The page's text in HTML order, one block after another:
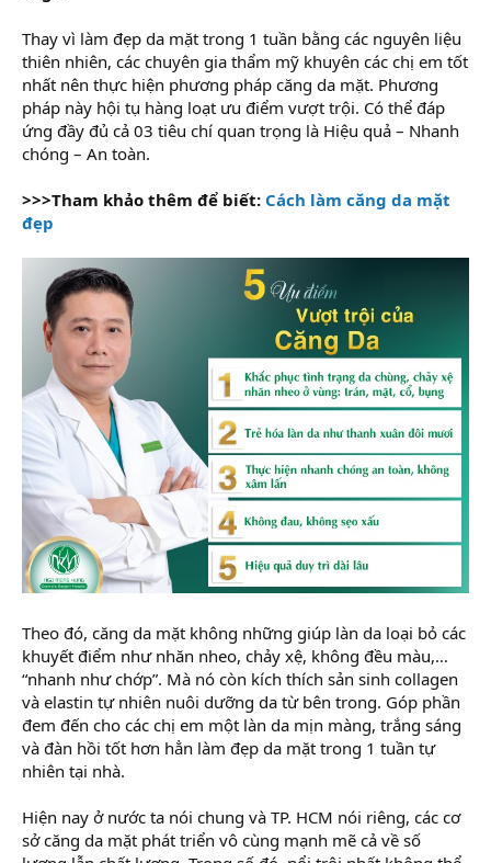
Thay vì làm đẹp da mặt trong 1 tuần bằng các nguyên liệu
thiên nhiên, các chuyên gia thẩm mỹ khuyên các chị em tốt
nhất nên thực hiện phương pháp căng da mặt. Phương
pháp này hội tụ hàng loạt ưu điểm vượt trội. Có thể đáp
ứng đầy đủ cả 03 tiêu chí quan trọng là Hiệu quả – Nhanh
chóng – An toàn.
>>>Tham khảo thêm để biết: Cách làm căng da mặt
đẹp
Theo đó, căng da mặt không những giúp làn da loại bỏ các
khuyết điểm như nhăn nheo, chảy xệ, không đều màu,…
“nhanh như chớp”. Mà nó còn kích thích sản sinh collagen
và elastin tự nhiên nuôi dưỡng da từ bên trong. Góp phần
đem đến cho các chị em một làn da mịn màng, trắng sáng
và đàn hồi tốt hơn hẳn làm đẹp da mặt trong 1 tuần tự
nhiên tại nhà.
Hiện nay ở nước ta nói chung và TP. HCM nói riêng, các cơ
sở căng da mặt phát triển vô cùng mạnh mẽ cả về số